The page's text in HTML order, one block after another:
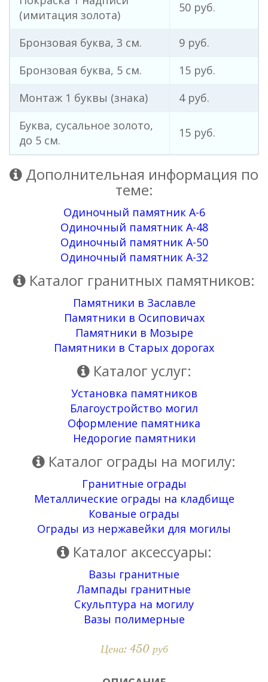
(имитация золота)
50 руб.
Бронзовая буква, 3 см.
9 руб.
Бронзовая буква, 5 см.
15 руб.
Монтаж 1 буквы (знака)
4 руб.
Буква, сусальное золото,
до 5 см.
15 руб.
Дополнительная информация по
теме:
Одиночный памятник А-6
Одиночный памятник А-48
Одиночный памятник А-50
Одиночный памятник А-32
Каталог гранитных памятников:
Памятники в Заславле
Памятники в Осиповичах
Памятники в Мозыре
Памятники в Старых дорогах
Каталог услуг:
Установка памятников
Благоустройство могил
Оформление памятника
Недорогие памятники
Каталог ограды на могилу:
Гранитные ограды
Металлические ограды на кладбище
Кованые ограды
Ограды из нержавейки для могилы
Каталог аксессуары:
Вазы гранитные
Лампады гранитные
Скульптура на могилу
Вазы полимерные
Цена: 450 руб